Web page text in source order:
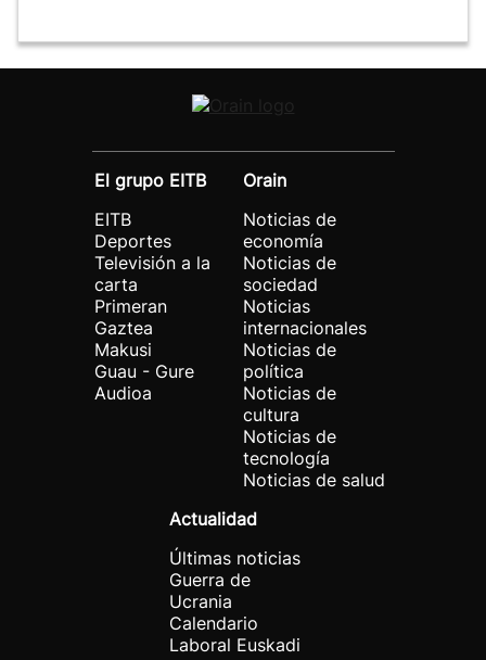
El grupo EITB
EITB
Deportes
Televisión a la
carta
Primeran
Gaztea
Makusi
Guau - Gure
Audioa
Orain
Noticias de
economía
Noticias de
sociedad
Noticias
internacionales
Noticias de
política
Noticias de
cultura
Noticias de
tecnología
Noticias de salud
Actualidad
Últimas noticias
Guerra de
Ucrania
Calendario
Laboral Euskadi